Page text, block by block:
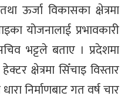
ऊर्जा विकासका क्षेत्रमा
योजनालाई प्रभावकारी
भट्टले बताए । प्रदेशमा
क्षेत्रमा सिँचाइ विस्तार
निर्माणबाट गत वर्ष चार